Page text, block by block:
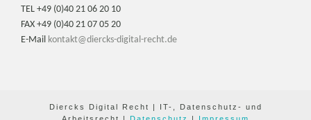
TEL +49 (0)40 21 06 20 10
FAX +49 (0)40 21 07 05 20
E-Mail kontakt@diercks-digital-recht.de
Diercks Digital Recht | IT-, Datenschutz- und